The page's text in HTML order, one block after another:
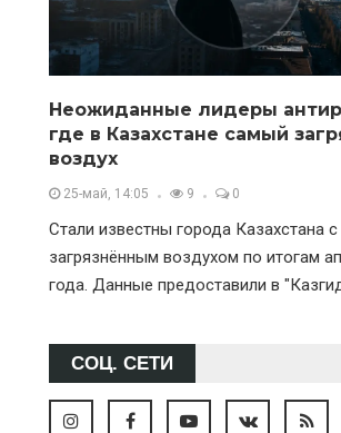
Неожиданные лидеры
где в Казахстане самый
воздух
25-май, 14:05 9 0
Стали известны города Казахстана
загрязнённым воздухом по итогам
года. Данные предоставили в
СОЦ. СЕТИ